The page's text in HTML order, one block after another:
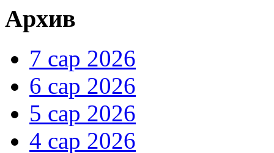
Архив
7 сар 2026
6 сар 2026
5 сар 2026
4 сар 2026